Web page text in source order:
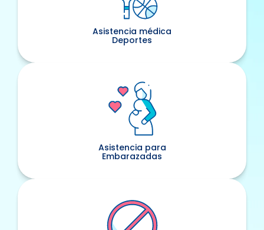
Asistencia médica
Deportes
Asistencia para
Embarazadas